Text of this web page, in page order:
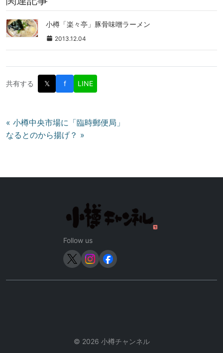
小樽「楽々亭」豚骨味噌ラーメン
2013.12.04
共有する 𝕏 f LINE
投
稿
« 小樽中央市場に「臨時郵便局」
なるとのから揚げ？ »
Follow us
© 2026 小樽チャンネル